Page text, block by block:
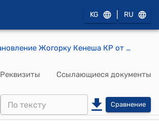
KG RU
Постановление Жогорку Кенеша КР от 14 мая 2011 года № 461-V "Об обеспечении безопасности специальных полетов Торага Жогорку Кенеша и Премьер-министра Кыргызской Республики"
Реквизиты Ссылающиеся документы
Сравнение